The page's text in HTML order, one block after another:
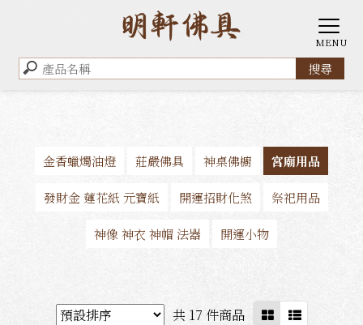
金香蠟燭油燈 莊嚴佛具 神桌佛櫥 宮廟用品
發財金 蓮花紙 元寶紙 開運招財化煞 祭祀用品
神像 神衣 神帽 法器 開運小物
共 17 件商品